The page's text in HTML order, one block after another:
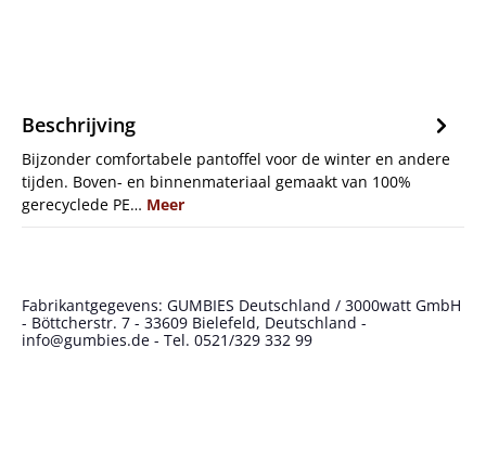
Beschrijving
Bijzonder comfortabele pantoffel voor de winter en andere
tijden. Boven- en binnenmateriaal gemaakt van 100%
gerecyclede PE… Meer
Fabrikantgegevens: GUMBIES Deutschland / 3000watt GmbH
- Böttcherstr. 7 - 33609 Bielefeld, Deutschland -
info@gumbies.de - Tel. 0521/329 332 99